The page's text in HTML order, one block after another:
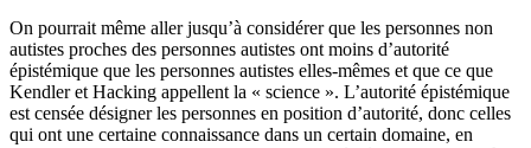
On pourrait même aller jusqu’à considérer que les personnes non
autistes proches des personnes autistes ont moins d’autorité
épistémique que les personnes autistes elles-mêmes et que ce que
Kendler et Hacking appellent la « science ». L’autorité épistémique
est censée désigner les personnes en position d’autorité, donc celles
qui ont une certaine connaissance dans un certain domaine, en